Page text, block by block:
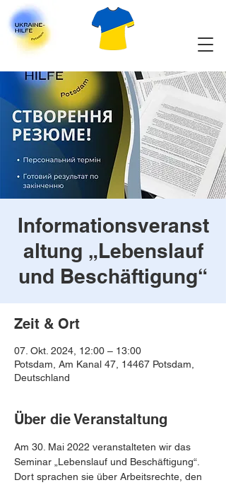
Informationsveranst
altung „Lebenslauf
und Beschäftigung“
Zeit & Ort
07. Okt. 2024, 12:00 – 13:00
Potsdam, Am Kanal 47, 14467 Potsdam,
Deutschland
Über die Veranstaltung
Am 30. Mai 2022 veranstalteten wir das
Seminar „Lebenslauf und Beschäftigung“.
Dort sprachen sie über Arbeitsrechte, den